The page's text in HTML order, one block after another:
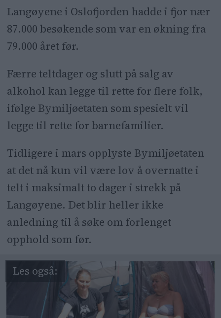
Langøyene i Oslofjorden hadde i fjor nær
87.000 besøkende som var en økning fra
79.000 året før.
Færre teltdager og slutt på salg av
alkohol kan legge til rette for flere folk,
ifølge Bymiljøetaten som spesielt vil
legge til rette for barnefamilier.
Tidligere i mars opplyste Bymiljøetaten
at det nå kun vil være lov å overnatte i
telt i maksimalt to dager i strekk på
Langøyene. Det blir heller ikke
anledning til å søke om forlenget
opphold som før.